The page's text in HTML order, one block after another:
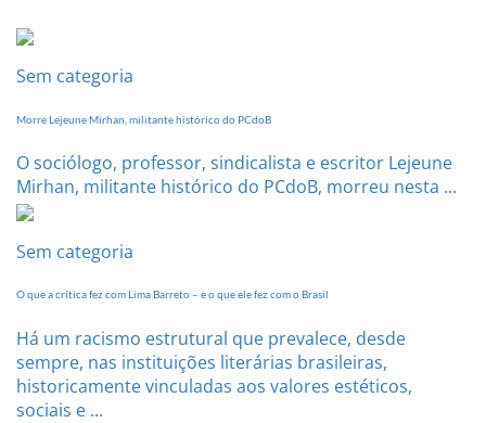
Sem categoria
Morre Lejeune Mirhan, militante histórico do PCdoB
O sociólogo, professor, sindicalista e escritor Lejeune
Mirhan, militante histórico do PCdoB, morreu nesta ...
Sem categoria
O que a crítica fez com Lima Barreto – e o que ele fez com o Brasil
Há um racismo estrutural que prevalece, desde
sempre, nas instituições literárias brasileiras,
historicamente vinculadas aos valores estéticos,
sociais e ...